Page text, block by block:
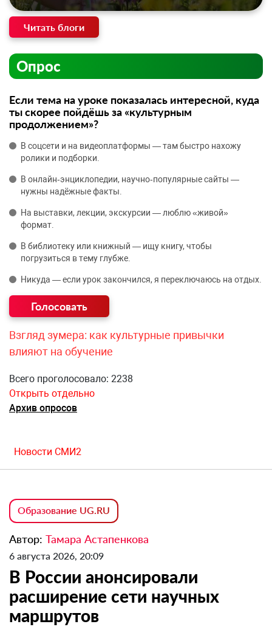
Читать блоги
Опрос
Если тема на уроке показалась интересной, куда
ты скорее пойдёшь за «культурным
продолжением»?
В соцсети и на видеоплатформы — там быстро нахожу
ролики и подборки.
В онлайн‑энциклопедии, научно‑популярные сайты —
нужны надёжные факты.
На выставки, лекции, экскурсии — люблю «живой»
формат.
В библиотеку или книжный — ищу книгу, чтобы
погрузиться в тему глубже.
Никуда — если урок закончился, я переключаюсь на отдых.
Взгляд зумера: как культурные привычки
влияют на обучение
Всего проголосовало: 2238
Открыть отдельно
Архив опросов
Новости СМИ2
Образование UG.RU
Автор: Тамара Астапенкова
6 августа 2026, 20:09
В России анонсировали
расширение сети научных
маршрутов